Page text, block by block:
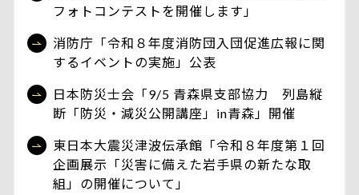
フォトコンテストを開催します」
消防庁「令和８年度消防団入団促進広報に関
するイベントの実施」公表
日本防災士会「9/5 青森県支部協力 列島縦
断「防災・減災公開講座」in青森」開催
東日本大震災津波伝承館「令和８年度第１回
企画展示「災害に備えた岩手県の新たな取
組」の開催について」